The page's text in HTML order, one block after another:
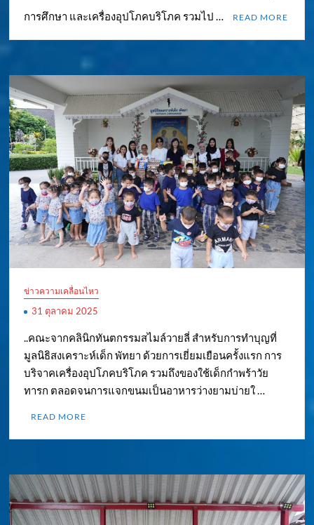
การศึกษา และเครื่องอุปโภคบริโภค รวมไป …
READ MORE
ข่าวความเคลื่อนไหว
31 ตุลาคม 2025
..คณะจากคลินิกทันตกรรมสไมล์วายลี่ สำหรับการทำบุญที่
มูลนิธิสงเคราะห์เด็ก พัทยา ด้วยการเยี่ยมเยือนครั้งแรก การ
บริจาคเครื่องอุปโภคบริโภค รวมถึงของใช้เด็กกำพร้าวัย
ทารก ตลอดจนการแจกขนมเป็นอาหารว่างยามบ่ายใ …
READ MORE